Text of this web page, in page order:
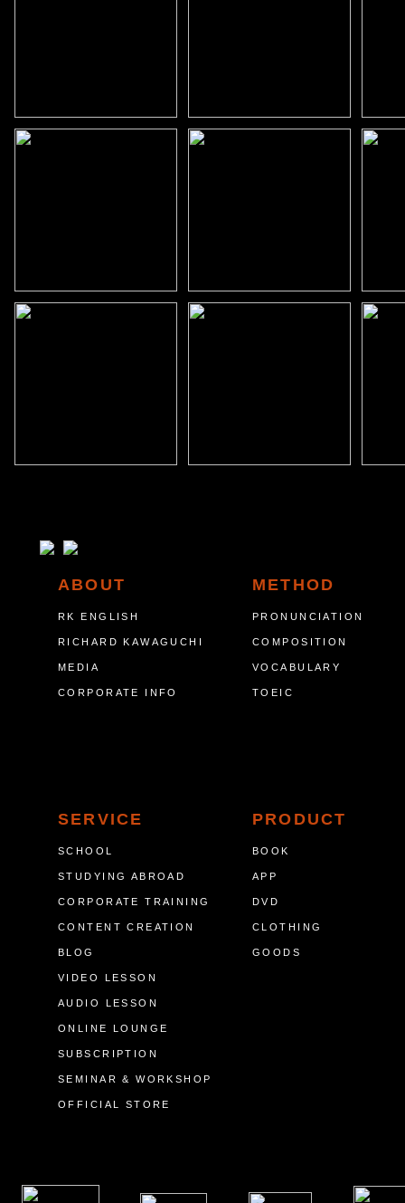
ABOUT
RK ENGLISH
RICHARD KAWAGUCHI
MEDIA
CORPORATE INFO
METHOD
PRONUNCIATION
COMPOSITION
VOCABULARY
TOEIC
SERVICE
SCHOOL
STUDYING ABROAD
CORPORATE TRAINING
CONTENT CREATION
BLOG
VIDEO LESSON
AUDIO LESSON
ONLINE LOUNGE
SUBSCRIPTION
SEMINAR & WORKSHOP
OFFICIAL STORE
PRODUCT
BOOK
APP
DVD
CLOTHING
GOODS